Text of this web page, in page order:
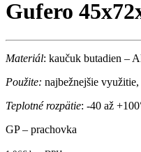
Gufero
Materiál: kaučuk butadien –
Použite: najbežnejšie
Teplotné rozpätie: -40 až
GP – prachovka